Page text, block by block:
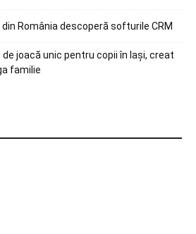
România descoperă softurile CRM
joacă unic pentru copii în Iași, creat
familie